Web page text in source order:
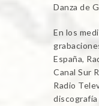
Danza de
En los
España,
Canal Sur
Radio